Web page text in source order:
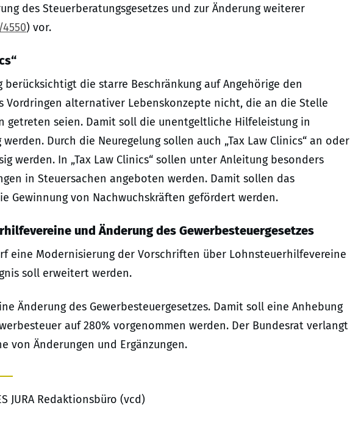
des Steuerberatungsgesetzes und zur Änderung weiterer
) vor.
berücksichtigt die starre Beschränkung auf Angehörige den
Vordringen alternativer Lebenskonzepte nicht, die an die Stelle
seien. Damit soll die unentgeltliche Hilfeleistung in
Durch die Neuregelung sollen auch „Tax Law Clinics“ an oder
werden. In „Tax Law Clinics“ sollen unter Anleitung besonders
in Steuersachen angeboten werden. Damit sollen das
Gewinnung von Nachwuchskräften gefördert werden.
und Änderung des Gewerbesteuergesetzes
eine Modernisierung der Vorschriften über Lohnsteuerhilfevereine
soll erweitert werden.
Änderung des Gewerbesteuergesetzes. Damit soll eine Anhebung
auf 280% vorgenommen werden. Der Bundesrat verlangt
von Änderungen und Ergänzungen.
JURA Redaktionsbüro (vcd)